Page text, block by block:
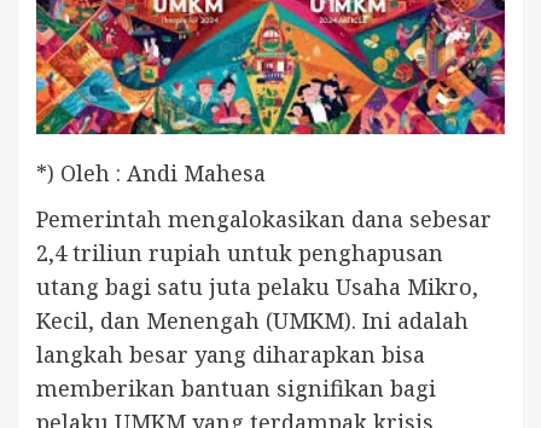
*) Oleh : Andi Mahesa
Pemerintah mengalokasikan dana sebesar
2,4 triliun rupiah untuk penghapusan
utang bagi satu juta pelaku Usaha Mikro,
Kecil, dan Menengah (UMKM). Ini adalah
langkah besar yang diharapkan bisa
memberikan bantuan signifikan bagi